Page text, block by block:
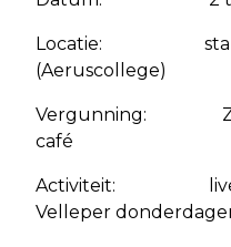
Locatie: start
(Aeruscollege)
Vergunning:
café
Activiteit:
Velleper